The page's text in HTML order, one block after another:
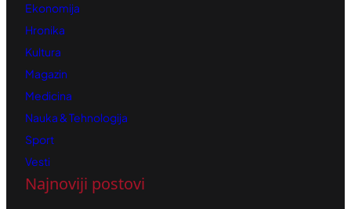
Ekonomija
Hronika
Kultura
Magazin
Medicina
Nauka & Tehnologija
Sport
Vesti
Najnoviji postovi